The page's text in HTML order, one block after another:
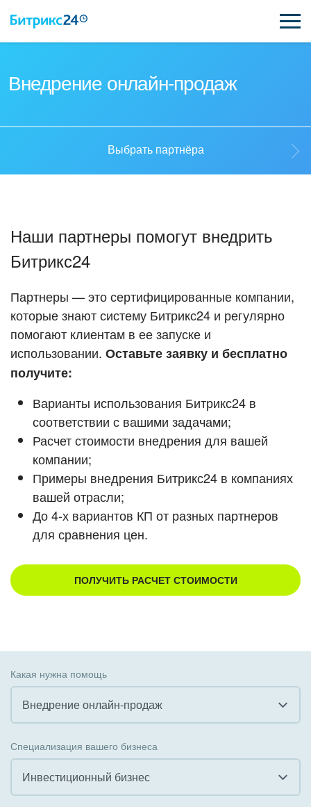
ПОЛУЧИТЬ БЕСПЛАТНО
ВХОД
ВХОД
Внедрение онлайн-продаж
Стать партнёром
Кейсы партнеров
Смотреть видеокейсы
Выбрать партнёра
Наши партнеры помогут внедрить
Битрикс24
Партнеры — это сертифицированные компании,
которые знают систему Битрикс24 и регулярно
помогают клиентам в ее запуске и
использовании. Оставьте заявку и бесплатно
получите:
Варианты использования Битрикс24 в
соответствии с вашими задачами;
Расчет стоимости внедрения для вашей
компании;
Примеры внедрения Битрикс24 в компаниях
вашей отрасли;
До 4-х вариантов КП от разных партнеров
для сравнения цен.
ПОЛУЧИТЬ РАСЧЕТ СТОИМОСТИ
Какая нужна помощь
Внедрение онлайн-продаж
Внедрение КЭДО
Специализация вашего бизнеса
Инвестиционный бизнес